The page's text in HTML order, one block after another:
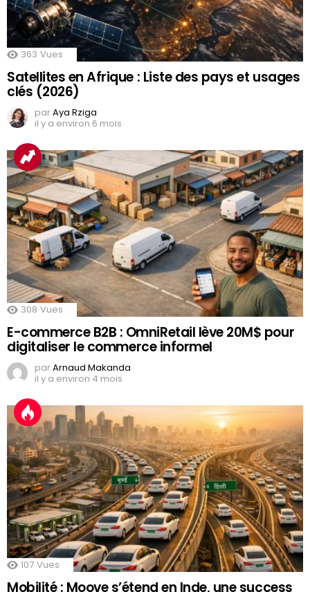
363 Vues
Satellites en Afrique : Liste des pays et usages
clés (2026)
parAya Rziga
il y a environ 6 mois
308 Vues
E-commerce B2B : OmniRetail lève 20M$ pour
digitaliser le commerce informel
parArnaud Makanda
il y a environ 4 mois
107 Vues
Mobilité : Moove s’étend en Inde, une success